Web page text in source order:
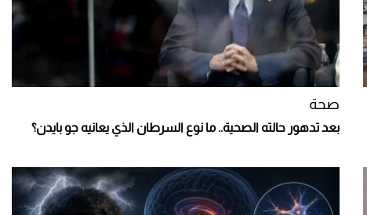
صحة
بعد تدهور حالته الصحية.. ما نوع السرطان الذي يعانيه جو بايدن؟